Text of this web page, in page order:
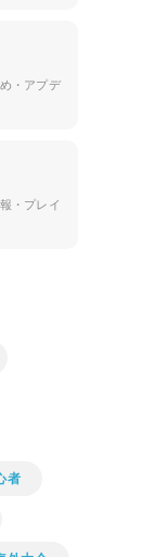
・アプデ
・プレイ
者